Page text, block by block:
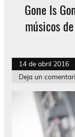
Gone Is
músicos
14 de abril 2016
Deja un